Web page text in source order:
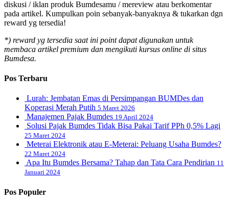
diskusi / iklan produk Bumdesamu / mereview atau berkomentar
pada artikel. Kumpulkan poin sebanyak-banyaknya & tukarkan dgn
reward yg tersedia!
*) reward yg tersedia saat ini point dapat digunakan untuk
membaca artikel premium dan mengikuti kursus online di situs
Bumdesa.
Pos Terbaru
Lurah: Jembatan Emas di Persimpangan BUMDes dan
Koperasi Merah Putih 5 Maret 2026
Manajemen Pajak Bumdes 19 April 2024
Solusi Pajak Bumdes Tidak Bisa Pakai Tarif PPh 0,5% Lagi
25 Maret 2024
Meterai Elektronik atau E-Meterai: Peluang Usaha Bumdes?
22 Maret 2024
Apa Itu Bumdes Bersama? Tahap dan Tata Cara Pendirian 11
Januari 2024
Pos Populer